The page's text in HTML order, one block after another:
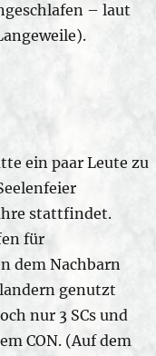
– laut
ein paar Leute zu
stattfindet.
für
dem Nachbarn
genutzt
nur 3 SCs und
CON. (Auf dem